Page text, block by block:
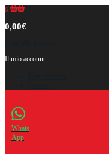
0
0,00€
Il mio account
Whats
App